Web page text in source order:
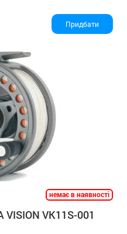
Придбати
немає в наявності
VK11S-001